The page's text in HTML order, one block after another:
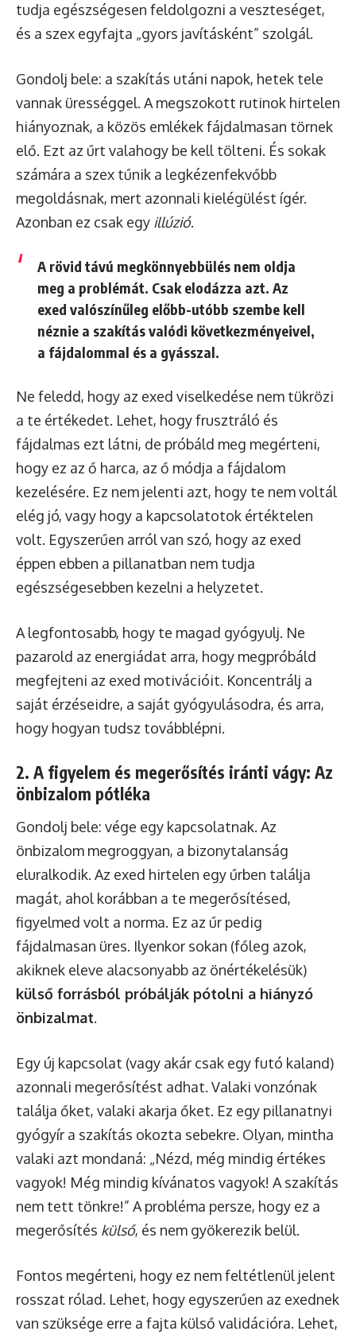
tudja egészségesen feldolgozni a veszteséget,
és a szex egyfajta „gyors javításként” szolgál.
Gondolj bele: a szakítás utáni napok, hetek tele
vannak ürességgel. A megszokott rutinok hirtelen
hiányoznak, a közös emlékek fájdalmasan törnek
elő. Ezt az űrt valahogy be kell tölteni. És sokak
számára a szex tűnik a legkézenfekvőbb
megoldásnak, mert azonnali kielégülést ígér.
Azonban ez csak egy illúzió.
A rövid távú megkönnyebbülés nem oldja
meg a problémát. Csak elodázza azt. Az
exed valószínűleg előbb-utóbb szembe kell
néznie a szakítás valódi következményeivel,
a fájdalommal és a gyásszal.
Ne feledd, hogy az exed viselkedése nem tükrözi
a te értékedet. Lehet, hogy frusztráló és
fájdalmas ezt látni, de próbáld meg megérteni,
hogy ez az ő harca, az ő módja a fájdalom
kezelésére. Ez nem jelenti azt, hogy te nem voltál
elég jó, vagy hogy a kapcsolatotok értéktelen
volt. Egyszerűen arról van szó, hogy az exed
éppen ebben a pillanatban nem tudja
egészségesebben kezelni a helyzetet.
A legfontosabb, hogy te magad gyógyulj. Ne
pazarold az energiádat arra, hogy megpróbáld
megfejteni az exed motivációit. Koncentrálj a
saját érzéseidre, a saját gyógyulásodra, és arra,
hogy hogyan tudsz továbblépni.
2. A figyelem és megerősítés iránti vágy: Az
önbizalom pótléka
Gondolj bele: vége egy kapcsolatnak. Az
önbizalom megroggyan, a bizonytalanság
eluralkodik. Az exed hirtelen egy űrben találja
magát, ahol korábban a te megerősítésed,
figyelmed volt a norma. Ez az űr pedig
fájdalmasan üres. Ilyenkor sokan (főleg azok,
akiknek eleve alacsonyabb az önértékelésük)
külső forrásból próbálják pótolni a hiányzó
önbizalmat.
Egy új kapcsolat (vagy akár csak egy futó kaland)
azonnali megerősítést adhat. Valaki vonzónak
találja őket, valaki akarja őket. Ez egy pillanatnyi
gyógyír a szakítás okozta sebekre. Olyan, mintha
valaki azt mondaná: „Nézd, még mindig értékes
vagyok! Még mindig kívánatos vagyok! A szakítás
nem tett tönkre!” A probléma persze, hogy ez a
megerősítés külső, és nem gyökerezik belül.
Fontos megérteni, hogy ez nem feltétlenül jelent
rosszat rólad. Lehet, hogy egyszerűen az exednek
van szüksége erre a fajta külső validációra. Lehet,